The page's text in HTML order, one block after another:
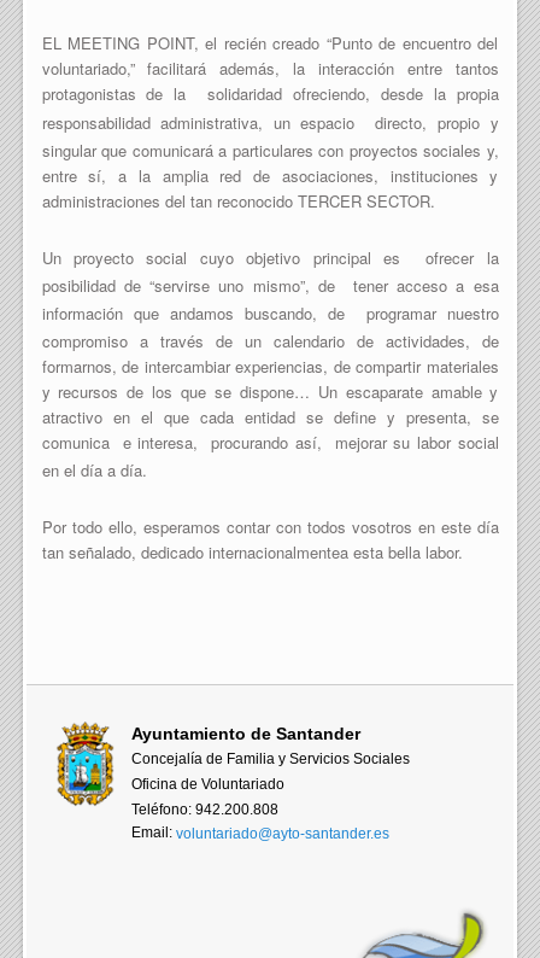
EL MEETING POINT, el recién creado “Punto de encuentro del
voluntariado,” facilitará además, la interacción entre tantos
protagonistas de la
solidaridad ofreciendo, desde la propia
responsabilidad administrativa, un espacio
directo, propio y
singular que comunicará a particulares con proyectos sociales y,
entre sí, a la amplia red de asociaciones, instituciones y
administraciones del tan reconocido TERCER SECTOR.
Un proyecto social cuyo objetivo principal es
ofrecer la
posibilidad de “servirse uno mismo”, de
tener acceso a esa
información que andamos buscando, de
programar nuestro
compromiso a través de un calendario de actividades, de
formarnos, de intercambiar experiencias, de compartir materiales
y recursos de los que se dispone… Un escaparate amable y
atractivo en el que cada entidad se define y presenta, se
comunica
e interesa, procurando así,
mejorar su labor social
en el día a día.
Por todo ello, esperamos contar con todos vosotros en este día
tan señalado, dedicado internacionalmentea esta bella labor.
Ayuntamiento de Santander
Concejalía de Familia y Servicios Sociales
Oficina de Voluntariado
Teléfono: 942.200.808
Email:voluntariado@ayto-santander.es